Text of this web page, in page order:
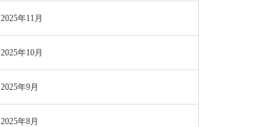
2025年11月
2025年10月
2025年9月
2025年8月